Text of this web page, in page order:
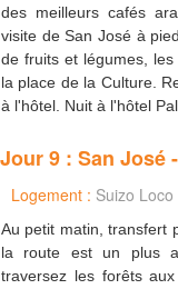
des meilleurs cafés
visite de San José à
de fruits et légumes,
la place de la Culture.
à l'hôtel. Nuit à l'hôtel
Jour 9 : San José
Logement : Suizo Loco
Au petit matin, transfert
la route est un plus
traversez les forêts